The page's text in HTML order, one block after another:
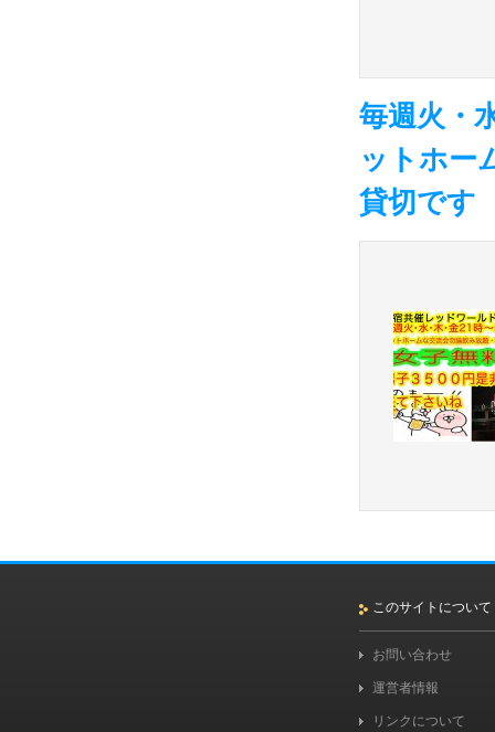
毎週火・
ットホー
貸切です
このサイトについて
お問い合わせ
運営者情報
リンクについて